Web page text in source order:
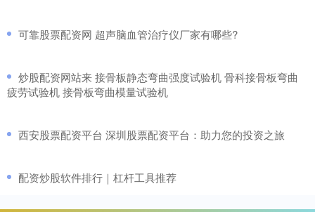
​可靠股票配资网 超声脑血管治疗仪厂家有哪些?
​炒股配资网站来 接骨板静态弯曲强度试验机 骨科接骨板弯曲
疲劳试验机 接骨板弯曲模量试验机
​西安股票配资平台 深圳股票配资平台：助力您的投资之旅
​配资炒股软件排行｜杠杆工具推荐